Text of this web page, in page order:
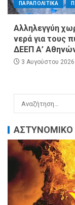
ΠΑΡΑΠΟΛΙΤΙΚΑ
Αλληλεγγύη
νερά για τους
ΔΕΕΠ Α’
3 Αυγούστου 2026
ΑΣΤΥΝΟΜΙΚΟ